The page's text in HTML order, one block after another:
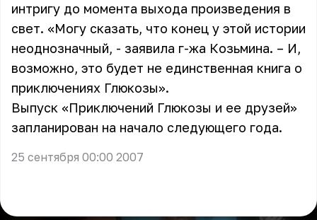
интригу до момента выхода произведения в
свет. «Могу сказать, что конец у этой истории
неоднозначный, - заявила г-жа Козьмина. – И,
возможно, это будет не единственная книга о
приключениях Глюкозы».
Выпуск «Приключений Глюкозы и ее друзей»
запланирован на начало следующего года.
25 сентября 00:00 2007